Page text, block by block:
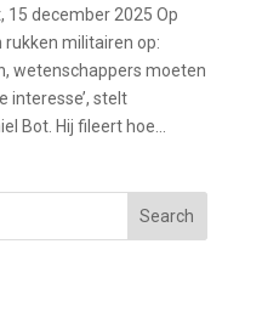
15 december 2025 Op
militairen op:
wetenschappers moeten
interesse’, stelt
Bot. Hij fileert hoe...
Search